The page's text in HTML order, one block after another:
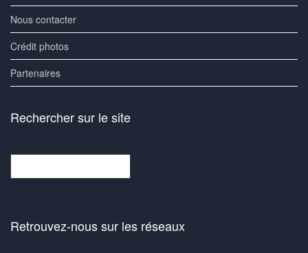
Nous contacter
Crédit photos
Partenaires
Rechercher sur le site
Retrouvez-nous sur les réseaux